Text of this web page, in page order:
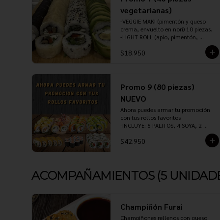
-TORI PANKO (pollo teriyaki, queso
crema, cebollín, envuelto en panko
o tempura) 10 piezas.
-GYOZAS (pollo, cerdo, camarón o
verdura) 5 unidades.
TERIYAKI, 1 JENGIBRE Y 1 WASABI.
vegetarianas)
-VEGGIE MAKI (pimentón y queso
crema, envuelto en nori) 10 piezas.
-LIGHT ROLL (apio, pimentón,
champiñon y cebollin, envuelto en
sésamo) 10 piezas.
-VEGGIE ROLL (choclo baby, queso
-CHAMPIÑON ROLL (champiñón,
pimentón, queso crema y ciboulette,
envuelto en panko o tempura) 10
piezas.
INCLUYE: 3 PALITOS, 2 SOYA, 1
TERIYAKI, 1 JENGIBRE Y 1 WASABI.
$18.950
Promo 9 (80 piezas)
NUEVO
Ahora puedes armar tu promoción
con tus rollos favoritos
-INCLUYE: 6 PALITOS, 4 SOYA, 2
$42.950
ACOMPAÑAMIENTOS (5
Champiñón Furai
Champiñones rellenos con queso